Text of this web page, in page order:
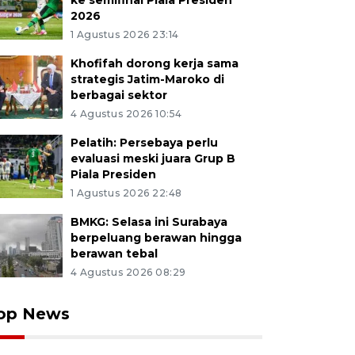
2026
1 Agustus 2026 23:14
Khofifah dorong kerja sama
strategis Jatim-Maroko di
berbagai sektor
4 Agustus 2026 10:54
Pelatih: Persebaya perlu
evaluasi meski juara Grup B
Piala Presiden
1 Agustus 2026 22:48
BMKG: Selasa ini Surabaya
berpeluang berawan hingga
berawan tebal
4 Agustus 2026 08:29
News